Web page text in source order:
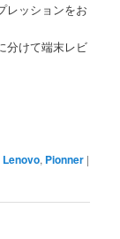
レッションをお
分けて端末レビ
Lenovo, Pionner |